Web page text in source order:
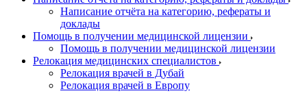
Написание отчёта на категорию, рефераты и
доклады
Помощь в получении медицинской лицензии
Помощь в получении медицинской лицензии
Релокация медицинских специалистов
Релокация врачей в Дубай
Релокация врачей в Европу